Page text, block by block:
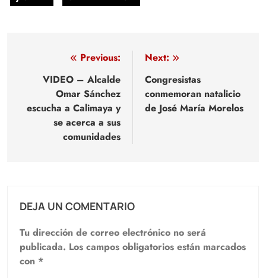
Navegación
entradas
Previous:
VIDEO – Alcalde
Omar Sánchez
escucha a Calimaya y
se acerca a sus
comunidades
Next:
Congresistas
conmemoran natalicio
de José María Morelos
DEJA UN COMENTARIO
Tu dirección de correo electrónico no será
publicada. Los campos obligatorios están marcados
con *